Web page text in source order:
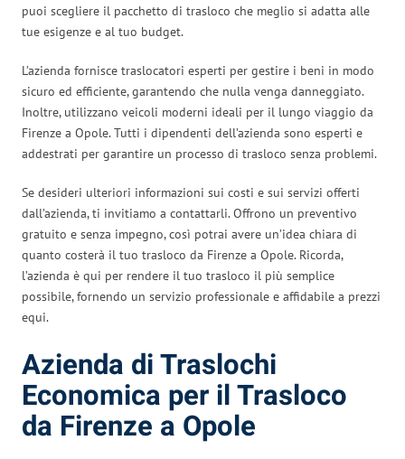
puoi scegliere il pacchetto di trasloco che meglio si adatta alle
tue esigenze e al tuo budget.
L’azienda fornisce traslocatori esperti per gestire i beni in modo
sicuro ed efficiente, garantendo che nulla venga danneggiato.
Inoltre, utilizzano veicoli moderni ideali per il lungo viaggio da
Firenze a Opole. Tutti i dipendenti dell’azienda sono esperti e
addestrati per garantire un processo di trasloco senza problemi.
Se desideri ulteriori informazioni sui costi e sui servizi offerti
dall’azienda, ti invitiamo a contattarli. Offrono un preventivo
gratuito e senza impegno, così potrai avere un’idea chiara di
quanto costerà il tuo trasloco da Firenze a Opole. Ricorda,
l’azienda è qui per rendere il tuo trasloco il più semplice
possibile, fornendo un servizio professionale e affidabile a prezzi
equi.
Azienda di Traslochi
Economica per il Trasloco
da Firenze a Opole